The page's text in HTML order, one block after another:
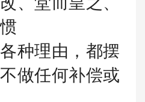
种理由，都摆
做任何补偿或